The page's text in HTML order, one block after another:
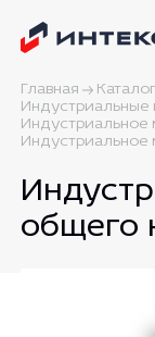
Главная
Индустриальные
Индустриальное
Индустриальное
общего